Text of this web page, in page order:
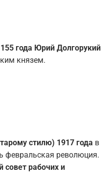
года Юрий Долгорукий
князем.
стилю) 1917 года в
февральская революция.
совет рабочих и